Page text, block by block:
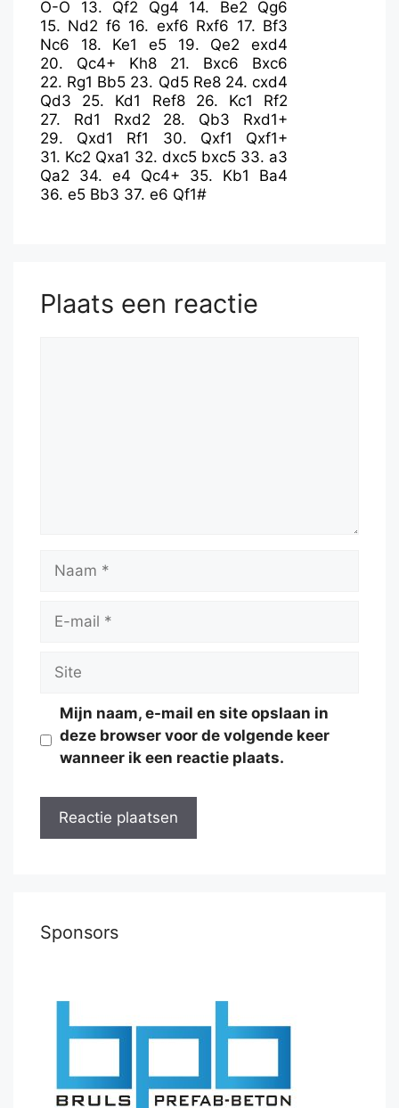
O-O
13. Qf2 Qg4 14. Be2
Qg6
15. Nd2 f6 16. exf6 Rxf6 17. Bf3
Nc6
18. Ke1 e5 19. Qe2
exd4
20. Qc4+ Kh8 21. Bxc6
Bxc6
22. Rg1 Bb5 23. Qd5 Re8 24.cxd4
Qd3
25. Kd1 Ref8 26. Kc1
Rf2
27. Rd1 Rxd2 28. Qb3
Rxd1+
29. Qxd1 Rf1 30. Qxf1
Qxf1+
31. Kc2 Qxa1 32. dxc5 bxc5 33. a3
Qa2
34. e4 Qc4+ 35. Kb1
Ba4
36. e5 Bb3 37. e6 Qf1#
Plaats een reactie
Naam
Site
Mijn naam, e-mail en site opslaan in
deze browser voor de volgende keer
wanneer ik een reactie plaats.
Sponsors